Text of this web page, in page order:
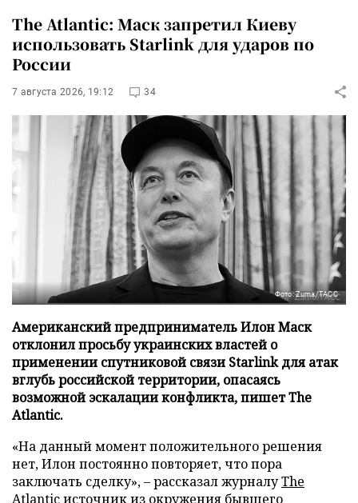
The Atlantic: Маск запретил Киеву
использовать Starlink для ударов по
России
7 августа 2026, 19:12 34
Фото: Zuma/ТАСС
Американский предприниматель Илон Маск
отклонил просьбу украинских властей о
применении спутниковой связи Starlink для атак
вглубь российской территории, опасаясь
возможной эскалации конфликта, пишет The
Atlantic.
«На данный момент положительного решения
нет, Илон постоянно повторяет, что пора
заключать сделку», – рассказал журналуThe
Atlanticисточник из окружения бывшего